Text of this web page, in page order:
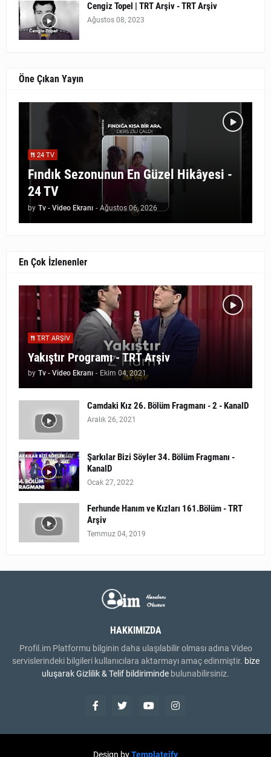
Cengiz Topel | TRT Arşiv - TRT Arşiv
Ağustos 08, 2023
Öne Çıkan Yayın
24 TV
Fındık Sezonunun En Güzel Hikâyesi -
24 TV
by Tv - Video Ekranı - Ağustos 06, 2026
En Çok İzlenenler
TRT ARŞIV
Yakıştır Programı - TRT Arşiv
by Tv - Video Ekranı - Ekim 04, 2021
Camdaki Kız 26. Bölüm Fragmanı - 2 - KanalD
Aralık 26, 2021
Şarkılar Bizi Söyler 34. Bölüm Fragmanı -
KanalD
Ocak 27, 2022
Ferhunde Hanım ve Kızları 161.Bölüm - TRT
Arşiv
Temmuz 04, 2019
HAKKIMIZDA
Profil.im Platformu bilginin daha ulaşılabilir olması adına Video
servislerindeki bilgileri kullanıcılara aktarmayı amaç edinmiştir. bize
uluşarakGizlilik & Telif bildiriminde bulunabilirsiniz.
Design byTemplateify